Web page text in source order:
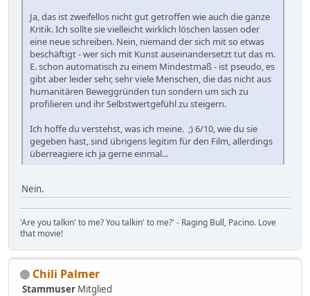
Ja, das ist zweifellos nicht gut getroffen wie auch die ganze
Kritik. Ich sollte sie vielleicht wirklich löschen lassen oder
eine neue schreiben. Nein, niemand der sich mit so etwas
beschäftigt - wer sich mit Kunst auseinandersetzt tut das m.
E. schon automatisch zu einem Mindestmaß - ist pseudo, es
gibt aber leider sehr, sehr viele Menschen, die das nicht aus
humanitären Beweggründen tun sondern um sich zu
profilieren und ihr Selbstwertgefühl zu steigern.
Ich hoffe du verstehst, was ich meine. ;) 6/10, wie du sie
gegeben hast, sind übrigens legitim für den Film, allerdings
überreagiere ich ja gerne einmal...
Nein.
'Are you talkin' to me? You talkin' to me?' - Raging Bull, Pacino. Love
that movie!
Chili Palmer
Stammuser Mitglied